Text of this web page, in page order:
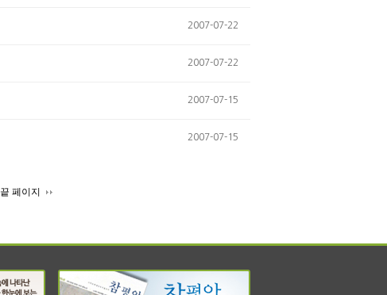
2007-07-22
2007-07-22
2007-07-15
2007-07-15
끝 페이지